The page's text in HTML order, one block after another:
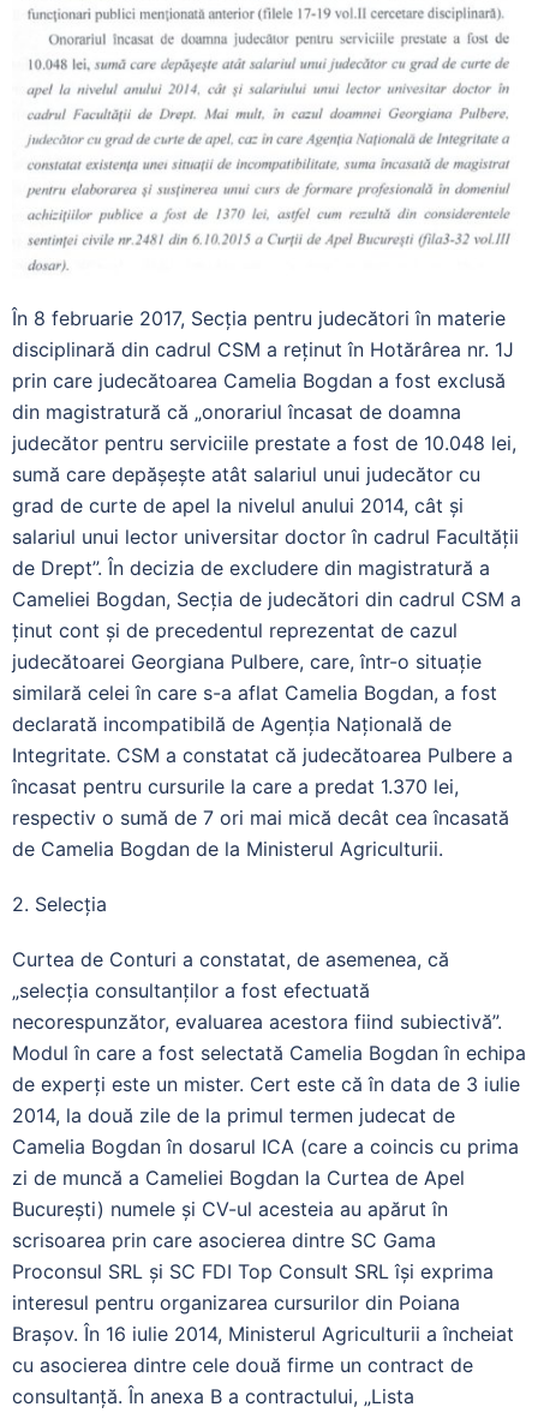
În 8 februarie 2017, Secția pentru judecători în materie
disciplinară din cadrul CSM a reținut în Hotărârea nr. 1J
prin care judecătoarea Camelia Bogdan a fost exclusă
din magistratură că „onorariul încasat de doamna
judecător pentru serviciile prestate a fost de 10.048 lei,
sumă care depășește atât salariul unui judecător cu
grad de curte de apel la nivelul anului 2014, cât și
salariul unui lector universitar doctor în cadrul Facultății
de Drept”. În decizia de excludere din magistratură a
Cameliei Bogdan, Secția de judecători din cadrul CSM a
ținut cont și de precedentul reprezentat de cazul
judecătoarei Georgiana Pulbere, care, într-o situație
similară celei în care s-a aflat Camelia Bogdan, a fost
declarată incompatibilă de Agenția Națională de
Integritate. CSM a constatat că judecătoarea Pulbere a
încasat pentru cursurile la care a predat 1.370 lei,
respectiv o sumă de 7 ori mai mică decât cea încasată
de Camelia Bogdan de la Ministerul Agriculturii.
2. Selecția
Curtea de Conturi a constatat, de asemenea, că
„selecția consultanților a fost efectuată
necorespunzător, evaluarea acestora fiind subiectivă”.
Modul în care a fost selectată Camelia Bogdan în echipa
de experți este un mister. Cert este că în data de 3 iulie
2014, la două zile de la primul termen judecat de
Camelia Bogdan în dosarul ICA (care a coincis cu prima
zi de muncă a Cameliei Bogdan la Curtea de Apel
București) numele și CV-ul acesteia au apărut în
scrisoarea prin care asocierea dintre SC Gama
Proconsul SRL și SC FDI Top Consult SRL își exprima
interesul pentru organizarea cursurilor din Poiana
Brașov. În 16 iulie 2014, Ministerul Agriculturii a încheiat
cu asocierea dintre cele două firme un contract de
consultanță. În anexa B a contractului, „Lista